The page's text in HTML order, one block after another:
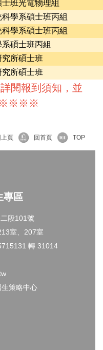
班光電物理組
學系碩士班丙組
學系碩士班丙組
碩士班丙組
所碩士班
所碩士班
報到須知，並
※※※※※
上頁 回首頁 TOP
專區
段101號
室、207室
轉 31014
策略中心